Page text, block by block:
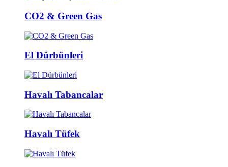
CO2 & Green Gas
El Dürbünleri
Havalı Tabancalar
Havalı Tüfek